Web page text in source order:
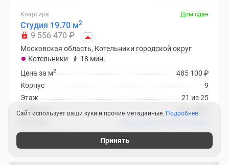
Квартира Дом сдан
Студия 19.70 м2
9 556 470 ₽
Московская область, Котельники городской округ
Котельники
18 мин.
485 100 ₽
Цена за м2
9
Корпус
21 из 25
Этаж
чистовая
Отделка
Сайт использует ваши куки и прочие метаданные. Подробнее
Принять